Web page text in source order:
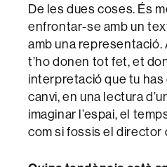
De les dues coses. És
enfrontar-se amb un
amb una representació.
t’ho donen tot fet, et
interpretació que tu has
canvi, en una lectura
imaginar l’espai, el
com si fossis el director